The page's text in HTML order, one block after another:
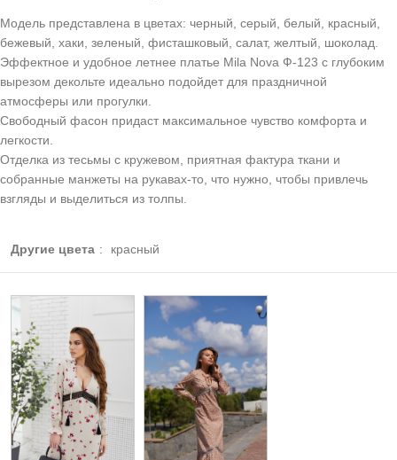
Модель представлена в цветах: черный, серый, белый, красный,
бежевый, хаки, зеленый, фисташковый, салат, желтый, шоколад.
Эффектное и удобное летнее платье Mila Nova Ф-123 с глубоким
вырезом декольте идеально подойдет для праздничной
атмосферы или прогулки.
Свободный фасон придаст максимальное чувство комфорта и
легкости.
Отделка из тесьмы с кружевом, приятная фактура ткани и
собранные манжеты на рукавах-то, что нужно, чтобы привлечь
взгляды и выделиться из толпы.
Другие цвета : красный